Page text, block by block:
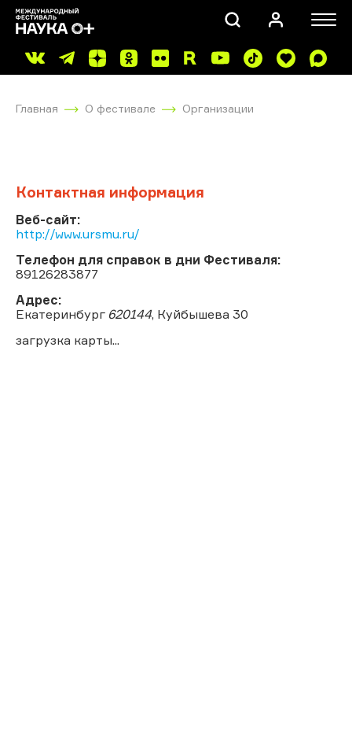
Главная О фестивале Организации
Контактная информация
Веб-сайт:
http://www.ursmu.ru/
Телефон для справок в дни Фестиваля:
89126283877
Адрес:
Екатеринбург 620144, Куйбышева 30
загрузка карты...